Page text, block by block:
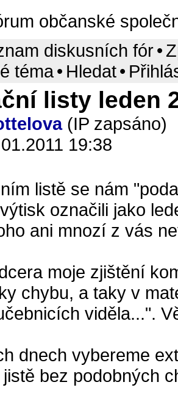
občanské
diskusních fór•
téma• Hledat•
listy leden
(IP zapsáno)
19:38
listě se nám
označili jako
ani mnozí z vás
moje zjištění
chybu, a taky v
viděla...".
dnech vybereme
bez podobných